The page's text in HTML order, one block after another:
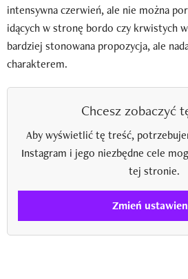
intensywna czerwień, ale nie można
idących w stronę bordo czy krwistych
bardziej stonowana propozycja, ale
charakterem.
Chcesz zobaczyć
Aby wyświetlić tę treść,
Instagram i jego niezbędne cele
tej stronie.
Zmień